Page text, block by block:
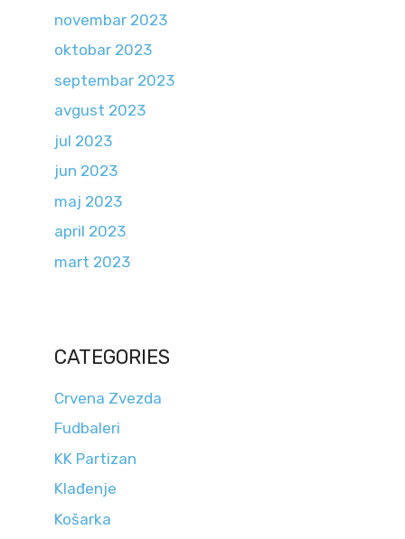
novembar 2023
oktobar 2023
septembar 2023
avgust 2023
jul 2023
jun 2023
maj 2023
april 2023
mart 2023
CATEGORIES
Crvena Zvezda
Fudbaleri
KK Partizan
Klađenje
Košarka